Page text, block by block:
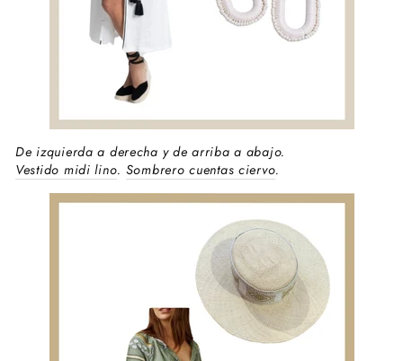
De izquierda a derecha y de arriba a abajo.
Vestido midi lino. Sombrero cuentas ciervo.